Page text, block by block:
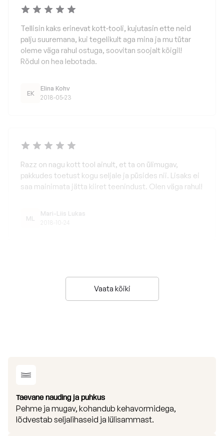
Tellisin kaks erinevat kott-tooli, kujutasin ette neid
palju suuremana, kui tegelikult aga mina ja mu tütar
oleme väga rahul ostuga, soovitan soojalt kõigil!
Rõdul on hea lebotada.
EK
Elina Kohv
2018-05-23
Razz on nagu kott tool ainult, et ta on ülimugav,
pakkudes toetust kogu seljale ja püsides nii. Lisaks ei
saa mainimata jätta kiiret teenindust. Olen väga rahul!
ML
Mari-Liis Lukas
Vaata kõiki
Taevane nauding ja puhkus
Pehme ja mugav, kohandub kehavormidega,
lõdvestab seljalihaseid ja lülisammast.